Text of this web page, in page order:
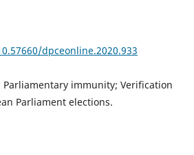
dpceonline.2020.933
Parliamentary immunity; Verification
Parliament elections.